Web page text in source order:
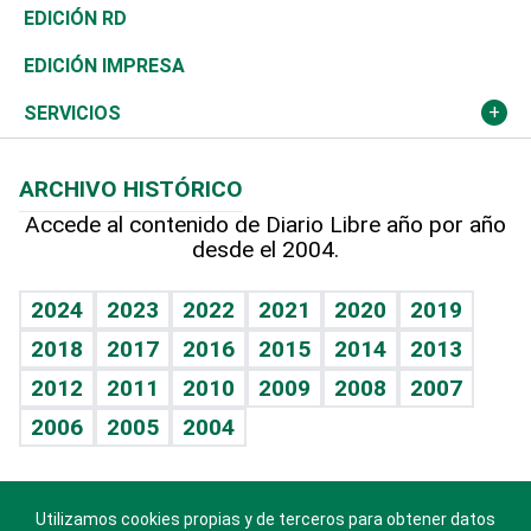
Ocenanía
Caribe
Resto del mundo
Telecom.
Global y variable
Economía personal
Sociales
Novedades
Podcast Arte Libre
Hablando con el pediatra
Vida y familia
Eñe
Celebrando la vida
Sin complejos
En pocas palabras
Tenis
Olimpismo
Más deportes
Línea de hit
TBT Deportivo
El Espía
Noticiero Poteleche
Columnistas
Historia
Martes de tecnología
Cambio climático
Revista
Deportes
Opinión
Hecho en casa
Guía del dinero
EDICIÓN RD
EDICIÓN IMPRESA
SERVICIOS
Cumpleaños
Horóscopos
Crucigramas
ARCHIVO HISTÓRICO
Accede al contenido de Diario Libre año por año
desde el 2004.
2024 2023 2022 2021 2020
2019
2018
2017 2016 2015 2014
2013
2012
2011 2010 2009 2008
2007
2006
2005 2004
Descarga nuestras aplicaciones para Android, iOS y
Utilizamos cookies propias y de terceros para obtener datos